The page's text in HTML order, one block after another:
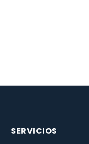
SERVICIOS